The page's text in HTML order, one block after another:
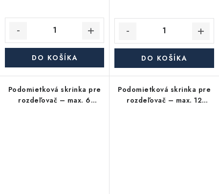
DO KOŠÍKA DO KOŠÍKA
Podomietková skrinka pre
rozdeľovač – max. 6
Podomietková skrinka pre
rozdeľovač – max. 12